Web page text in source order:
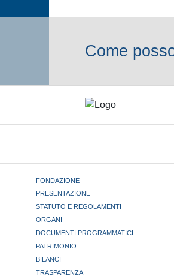
Come
FONDAZIONE
PRESENTAZIONE
STATUTO E REGOLAMENTI
ORGANI
DOCUMENTI PROGRAMMATICI
PATRIMONIO
BILANCI
TRASPARENZA